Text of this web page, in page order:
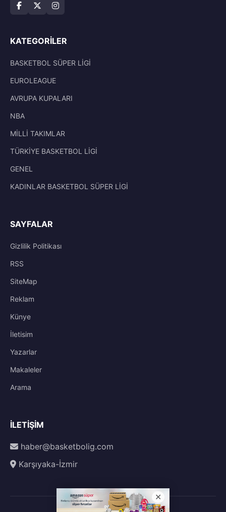
KATEGORILER
BASKETBOL SÜPER LİGİ
EUROLEAGUE
AVRUPA KUPALARI
NBA
MİLLİ TAKIMLAR
TÜRKİYE BASKETBOL LİGİ
GENEL
KADINLAR BASKETBOL SÜPER LİGİ
SAYFALAR
Gizlilik Politikası
RSS
SiteMap
Reklam
Künye
İletisim
Yazarlar
Makaleler
Arama
İLETIŞIM
haber@basketbolig.com
Karşıyaka-İzmir